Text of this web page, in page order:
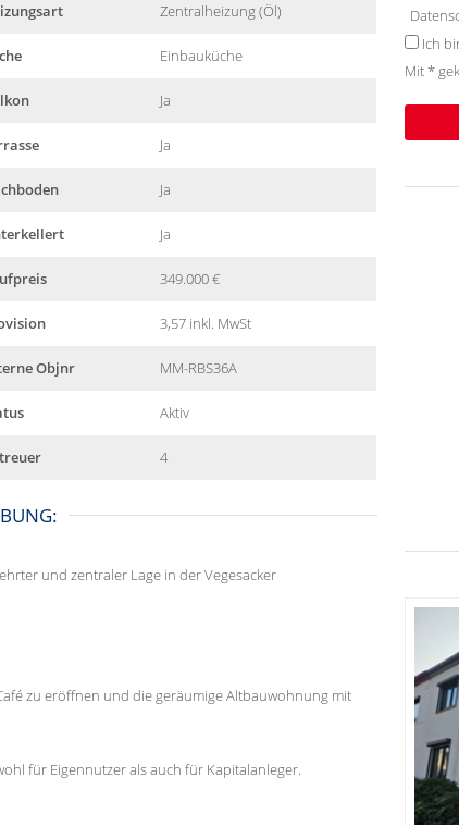
Zentralheizung (Öl)
Einbauküche
Ja
Ja
Ja
Ja
349.000 €
3,57 inkl. MwSt
Objnr MM-RBS36A
Aktiv
4
und zentraler Lage in der Vegesacker
zu eröffnen und die geräumige Altbauwohnung mit
für Eigennutzer als auch für Kapitalanleger.
Ich
Mit *